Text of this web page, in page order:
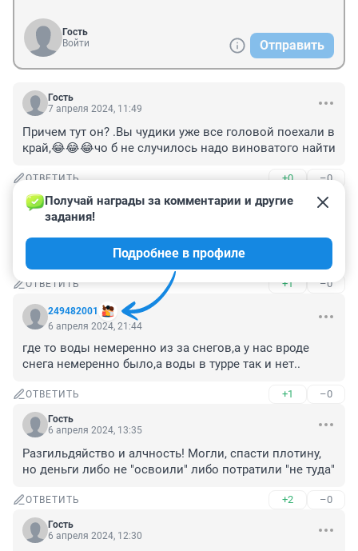
Гость
Войти
Отправить
Гость
7 апреля 2024, 11:49
Причем тут он? .Вы чудики уже все головой поехали в
край,😂😂😂чо б не случилось надо виноватого найти
ОТВЕТИТЬ +0 –0
Гость
6 апреля 2024, 21:47
Вот интересно а как там наша дамба себя чувствует?
Вдруг 1979 год повторится
ОТВЕТИТЬ +1 –0
249482001
Получай награды за комментарии и другие
задания!
Подробнее в профиле
6 апреля 2024, 21:44
где то воды немеренно из за снегов,а у нас вроде
снега немеренно было,а воды в турре так и нет..
ОТВЕТИТЬ +1 –0
Гость
6 апреля 2024, 13:35
Разгильдяйство и алчность! Могли, спасти плотину,
но деньги либо не "освоили" либо потратили "не туда"
ОТВЕТИТЬ +2 –0
Гость
6 апреля 2024, 12:30